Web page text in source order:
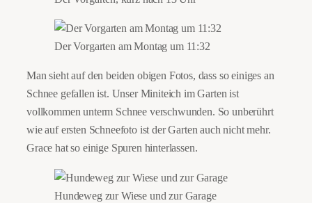
Der Vorgarten am Montag um 11:32
Man sieht auf den beiden obigen Fotos, dass so einiges an
Schnee gefallen ist. Unser Miniteich im Garten ist
vollkommen unterm Schnee verschwunden. So unberührt
wie auf ersten Schneefoto ist der Garten auch nicht mehr.
Grace hat so einige Spuren hinterlassen.
Hundeweg zur Wiese und zur Garage